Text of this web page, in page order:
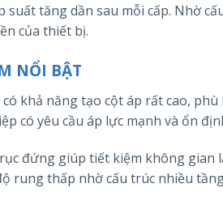
suất tăng dần sau mỗi cấp. Nhờ
của thiết bị.
NỔI BẬT
có khả năng tạo cột áp rất cao,
có yêu cầu áp lực mạnh và ổn
đứng giúp tiết kiệm không gian
rung thấp nhờ cấu trúc nhiều